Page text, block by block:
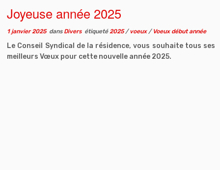
Joyeuse année 2025
1 janvier 2025dans Divers étiqueté2025/voeux / Voeux début année
Le Conseil Syndical de la résidence, vous souhaite tous ses
meilleurs Vœux pour cette nouvelle année 2025.